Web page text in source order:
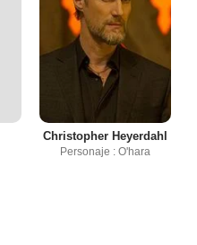
Christopher Heyerdahl
Personaje : O'hara